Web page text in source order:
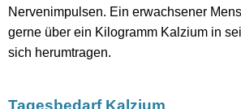
Nervenimpulsen. Ein erwachsener
gerne über ein Kilogramm Kalzium in
sich herumtragen.
Tagesbedarf Kalzium